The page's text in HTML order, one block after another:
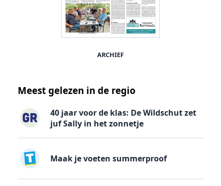
ARCHIEF
Meest gelezen in de regio
40 jaar voor de klas: De Wildschut zet
juf Sally in het zonnetje
Maak je voeten summerproof